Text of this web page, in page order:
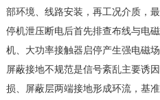
部环境、线路安装，再工况介质，
停机泄压断电后首先排查布线与电
机、大功率接触器启停产生强电磁
屏蔽接地不规范是信号紊乱主要诱
损、屏蔽层两端接地形成环流，基